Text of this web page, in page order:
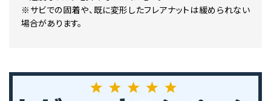
※サビでの固着や、既に変形したフレアナットは緩められない
場合があります。